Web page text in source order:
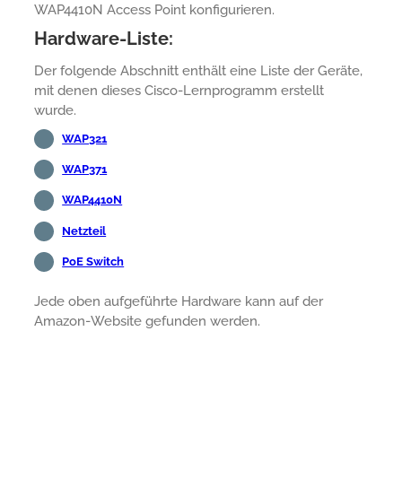
WAP4410N Access Point konfigurieren.
Hardware-Liste:
Der folgende Abschnitt enthält eine Liste der Geräte,
mit denen dieses Cisco-Lernprogramm erstellt
wurde.
WAP321
WAP371
WAP4410N
Netzteil
PoE Switch
Jede oben aufgeführte Hardware kann auf der
Amazon-Website gefunden werden.